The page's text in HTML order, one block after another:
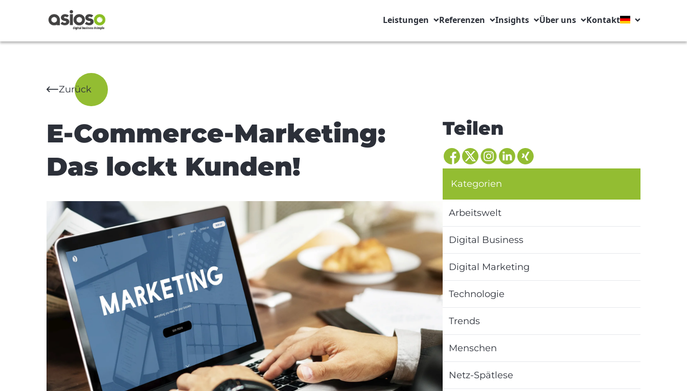
Leistungen Referenzen Insights Über uns Kontakt
Zurück
E-Commerce-Marketing:
Das lockt Kunden!
Teilen
Kategorien
Arbeitswelt
Digital Business
Digital Marketing
Technologie
Trends
Menschen
Netz-Spätlese